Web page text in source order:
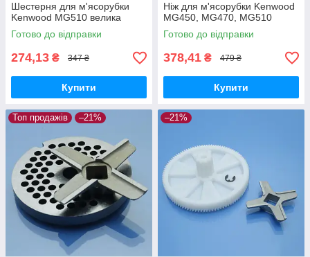
Шестерня для м'ясорубки
Kenwood MG510 велика
Готово до відправки
274,13 ₴ 347 ₴
Купити
Ніж для м'ясорубки Kenwood
MG450, MG470, MG510
Готово до відправки
378,41 ₴ 479 ₴
Купити
Топ продажів –21% –21%